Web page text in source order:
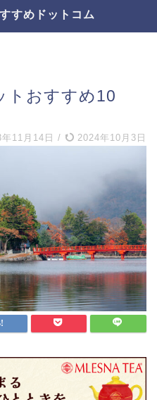
すめドットコム
トおすすめ10
11月14日 / 2024年10月3日